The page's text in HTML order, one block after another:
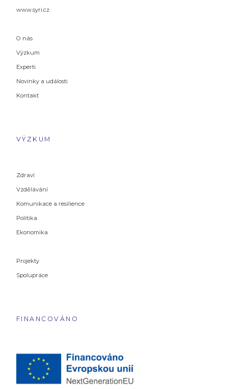
www.syri.cz
O nás
Výzkum
Experti
Novinky a události
Kontakt
VÝZKUM
Zdraví
Vzdělávání
Komunikace a resilience
Politika
Ekonomika
Projekty
Spolupráce
FINANCOVÁNO